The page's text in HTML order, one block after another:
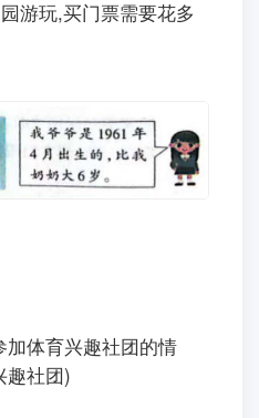
游玩,买门票需要花多
体育兴趣社团的情
趣社团)